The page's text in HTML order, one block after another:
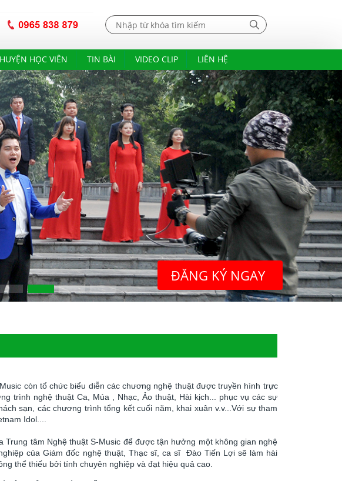
HỌC VIÊN TIN BÀI VIDEO CLIP LIÊN HỆ
ĐĂNG KÝ NGAY
còn tổ chức biểu diễn các chương nghệ thuật được truyền hình trực
trình nghệ thuật Ca, Múa , Nhạc, Ảo thuật, Hài kịch... phục vụ các sự
sạn, các chương trình tổng kết cuối năm, khai xuân v.v...Với sự tham
Idol....
tâm Nghệ thuật S-Music để được tận hưởng một không gian nghệ
của Giám đốc nghệ thuật, Thạc sĩ, ca sĩ Đào Tiến Lợi sẽ làm hài
thể thiếu bởi tính chuyên nghiệp và đạt hiệu quả cao.